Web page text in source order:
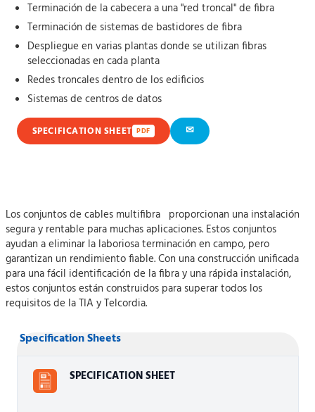
Terminación de la cabecera a una "red troncal" de fibra
Terminación de sistemas de bastidores de fibra
Despliegue en varias plantas donde se utilizan fibras
seleccionadas en cada planta
Redes troncales dentro de los edificios
Sistemas de centros de datos
SPECIFICATION SHEET PDF ✉
Los conjuntos de cables multifibra proporcionan una instalación
segura y rentable para muchas aplicaciones. Estos conjuntos
ayudan a eliminar la laboriosa terminación en campo, pero
garantizan un rendimiento fiable. Con una construcción unificada
para una fácil identificación de la fibra y una rápida instalación,
estos conjuntos están construidos para superar todos los
requisitos de la TIA y Telcordia.
Specification Sheets
SPECIFICATION SHEET